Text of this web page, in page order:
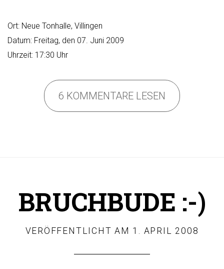
Ort: Neue Tonhalle, Villingen
Datum: Freitag, den 07. Juni 2009
Uhrzeit: 17:30 Uhr
6 KOMMENTARE LESEN
BRUCHBUDE :-)
VERÖFFENTLICHT AM 1. APRIL 2008